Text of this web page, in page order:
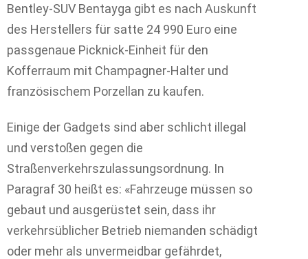
Bentley-SUV Bentayga gibt es nach Auskunft
des Herstellers für satte 24 990 Euro eine
passgenaue Picknick-Einheit für den
Kofferraum mit Champagner-Halter und
französischem Porzellan zu kaufen.
Einige der Gadgets sind aber schlicht illegal
und verstoßen gegen die
Straßenverkehrszulassungsordnung. In
Paragraf 30 heißt es: «Fahrzeuge müssen so
gebaut und ausgerüstet sein, dass ihr
verkehrsüblicher Betrieb niemanden schädigt
oder mehr als unvermeidbar gefährdet,